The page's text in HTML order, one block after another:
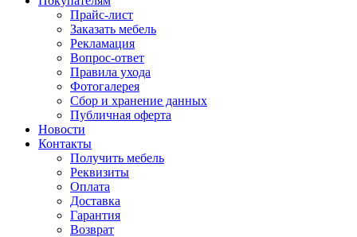
Прайс-лист
Заказать мебель
Рекламация
Вопрос-ответ
Правила ухода
Фотогалерея
Сбор и хранение данных
Публичная оферта
Новости
Контакты
Получить мебель
Реквизиты
Оплата
Доставка
Гарантия
Возврат